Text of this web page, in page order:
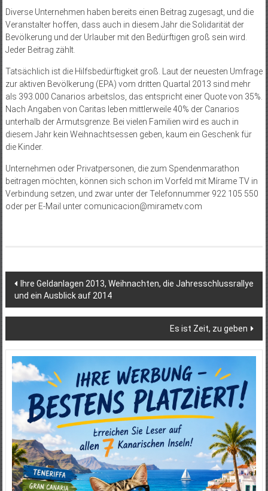
Diverse Unternehmen haben bereits einen Beitrag zugesagt, und die
Veranstalter hoffen, dass auch in diesem Jahr die Solidarität der
Bevölkerung und der Urlauber mit den Bedürftigen groß sein wird.
Jeder Beitrag zählt.
Tatsächlich ist die Hilfsbedürftigkeit groß. Laut der neuesten Umfrage
zur aktiven Bevölkerung (EPA) vom dritten Quartal 2013 sind mehr
als 393.000 Canarios arbeitslos, das entspricht einer Quote von 35%.
Nach Angaben von Caritas leben mittlerweile 40% der Canarios
unterhalb der Armutsgrenze. Bei vielen Familien wird es auch in
diesem Jahr kein Weihnachtsessen geben, kaum ein Geschenk für
die Kinder.
Unternehmen oder Privatpersonen, die zum Spendenmarathon
beitragen möchten, können sich schon im Vorfeld mit Mírame TV in
Verbindung setzen, und zwar unter der Telefonnummer 922 105 550
oder per E-Mail unter comunicacion@mirametv.com
Beitragsnavigation
Ihre Geldanlagen 2013, Weihnachten, die Jahresschlussrallye
und ein Ausblick auf 2014
Es ist Zeit, zu geben